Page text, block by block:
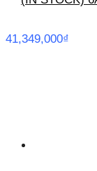
41,349,000₫